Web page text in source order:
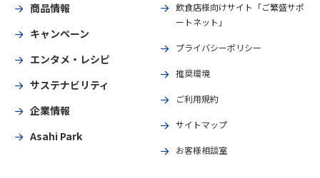
商品情報
キャンペーン
エンタメ・レシピ
サステナビリティ
企業情報
Asahi Park
飲食店様向けサイト「ご繁盛サポ
ートネット」
プライバシーポリシー
推奨環境
ご利用規約
サイトマップ
お客様相談室